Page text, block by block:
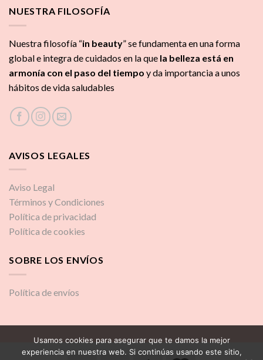
NUESTRA FILOSOFÍA
Nuestra filosofía “in beauty” se fundamenta en una forma
global e integra de cuidados en la que la belleza está en
armonía con el paso del tiempo y da importancia a unos
hábitos de vida saludables
AVISOS LEGALES
Aviso Legal
Términos y Condiciones
Política de privacidad
Política de cookies
SOBRE LOS ENVÍOS
Política de envíos
Usamos cookies para asegurar que te damos la mejor
experiencia en nuestra web. Si continúas usando este sitio,